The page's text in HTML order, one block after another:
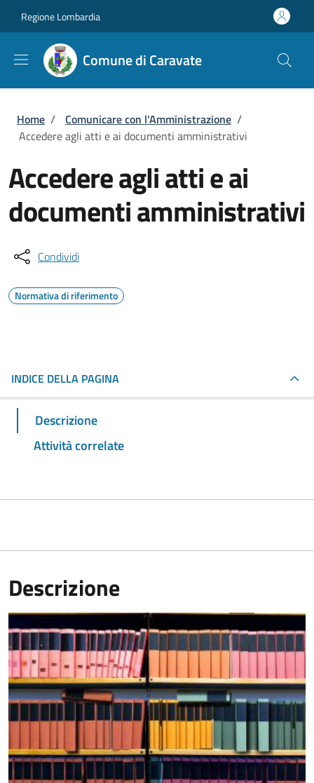
Regione Lombardia
Comune di Caravate
Briciole di pane
Home / Comunicare con l'Amministrazione /
Accedere agli atti e ai documenti amministrativi
Accedere agli atti e ai
documenti amministrativi
Condividi
Normativa di riferimento
INDICE DELLA PAGINA
Descrizione
Attività correlate
Descrizione